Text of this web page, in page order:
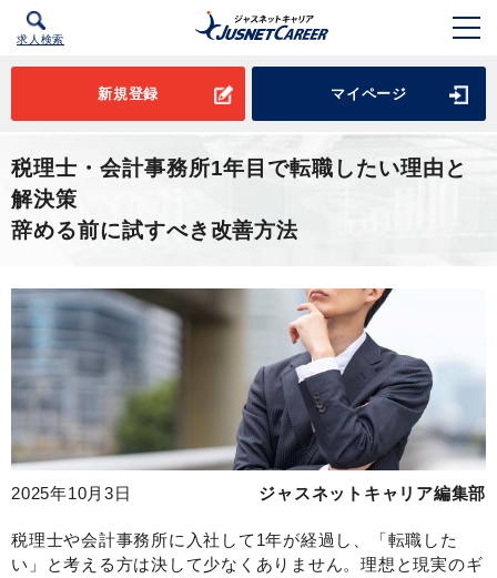
求人検索
新規登録 マイページ
税理士・会計事務所1年目で転職したい理由と
解決策
辞める前に試すべき改善方法
2025年10月3日 ジャスネットキャリア編集部
税理士や会計事務所に入社して1年が経過し、「転職した
い」と考える方は決して少なくありません。理想と現実のギ